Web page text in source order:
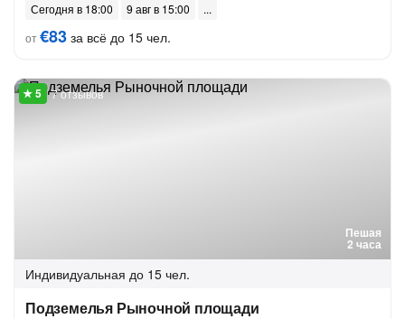
Сегодня в 18:00
9 авг в 15:00
от€83 за всё до 15 чел.
Пешая
2 часа
7 отзывов
Индивидуальная до 15 чел.
Подземелья Рыночной площади